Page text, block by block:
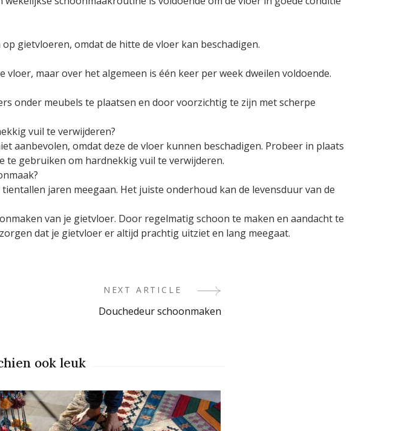
gietvloeren, omdat de hitte de vloer kan beschadigen.
maar over het algemeen is één keer per week dweilen voldoende.
onder meubels te plaatsen en door voorzichtig te zijn met scherpe
vuil te verwijderen?
aanbevolen, omdat deze de vloer kunnen beschadigen. Probeer in plaats
te gebruiken om hardnekkig vuil te verwijderen.
jaren meegaan. Het juiste onderhoud kan de levensduur van de
van je gietvloer. Door regelmatig schoon te maken en aandacht te
dat je gietvloer er altijd prachtig uitziet en lang meegaat.
NEXT ARTICLE
Douchedeur schoonmaken
ook leuk